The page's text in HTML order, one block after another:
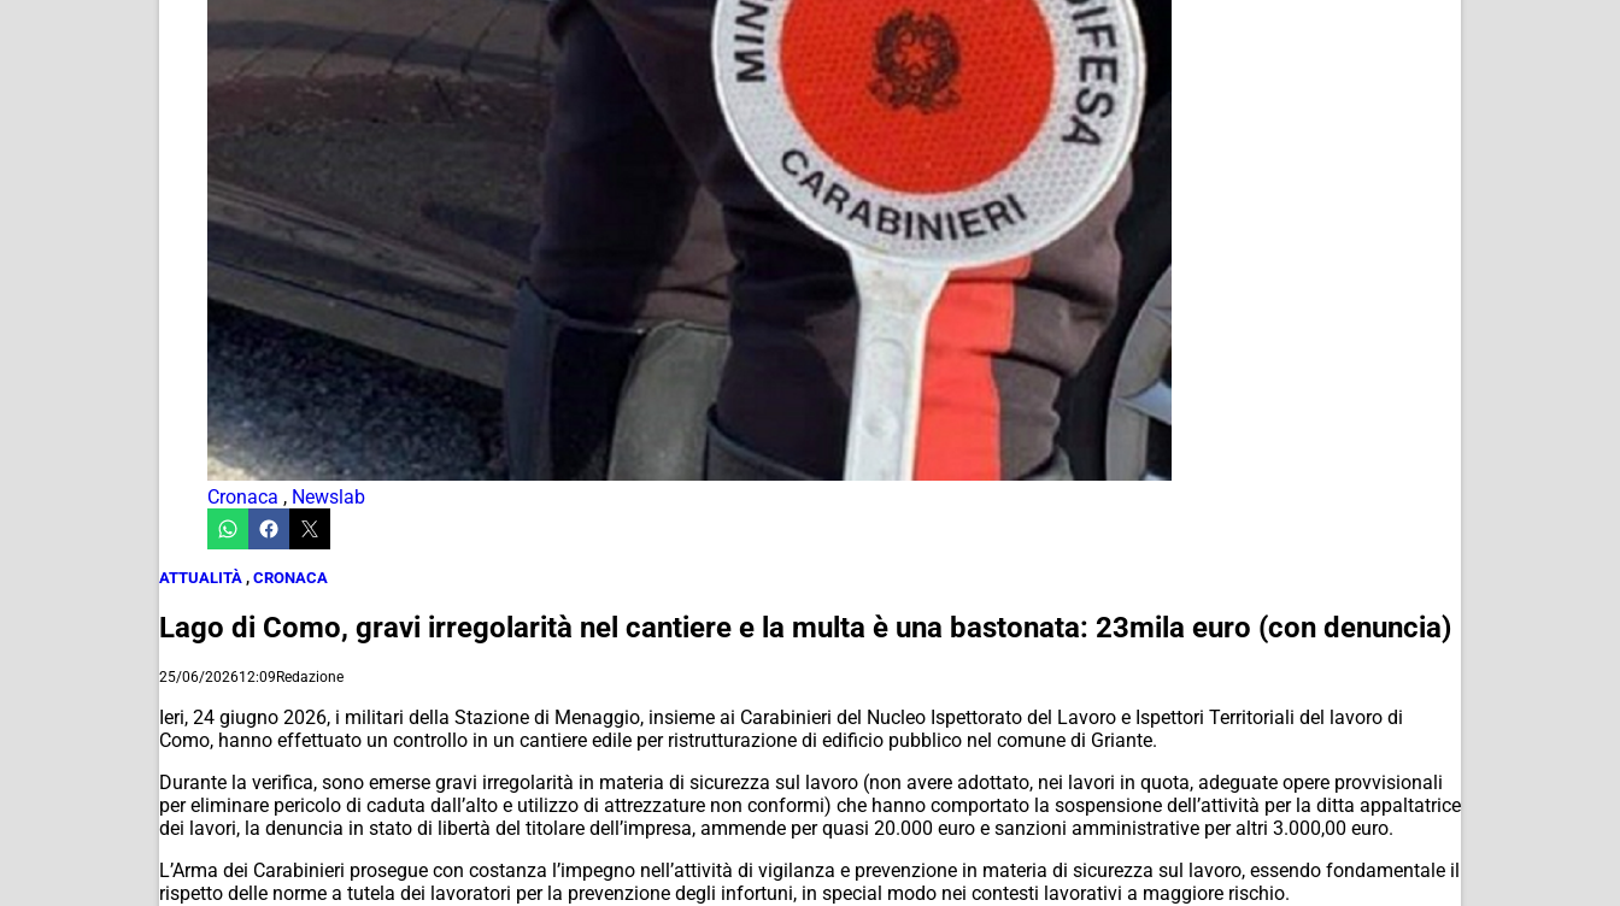
Cronaca , Newslab
ATTUALITÀ , CRONACA
Lago di Como, gravi irregolarità nel cantiere e la multa è una bastonata: 23mila euro (con denuncia)
25/06/202612:09Redazione
Ieri, 24 giugno 2026, i militari della Stazione di Menaggio, insieme ai Carabinieri del Nucleo Ispettorato del Lavoro e Ispettori Territoriali del lavoro di
Como, hanno effettuato un controllo in un cantiere edile per ristrutturazione di edificio pubblico nel comune di Griante.
Durante la verifica, sono emerse gravi irregolarità in materia di sicurezza sul lavoro (non avere adottato, nei lavori in quota, adeguate opere provvisionali
per eliminare pericolo di caduta dall’alto e utilizzo di attrezzature non conformi) che hanno comportato la sospensione dell’attività per la ditta appaltatrice
dei lavori, la denuncia in stato di libertà del titolare dell’impresa, ammende per quasi 20.000 euro e sanzioni amministrative per altri 3.000,00 euro.
L’Arma dei Carabinieri prosegue con costanza l’impegno nell’attività di vigilanza e prevenzione in materia di sicurezza sul lavoro, essendo fondamentale il
rispetto delle norme a tutela dei lavoratori per la prevenzione degli infortuni, in special modo nei contesti lavorativi a maggiore rischio.